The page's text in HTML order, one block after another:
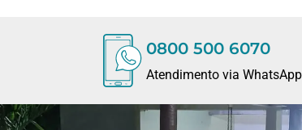
0800 500 6070
Atendimento via WhatsApp